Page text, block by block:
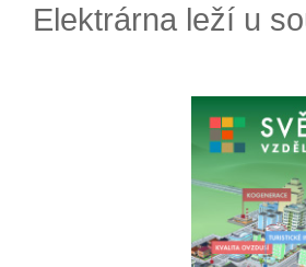
Elektrárna leží u